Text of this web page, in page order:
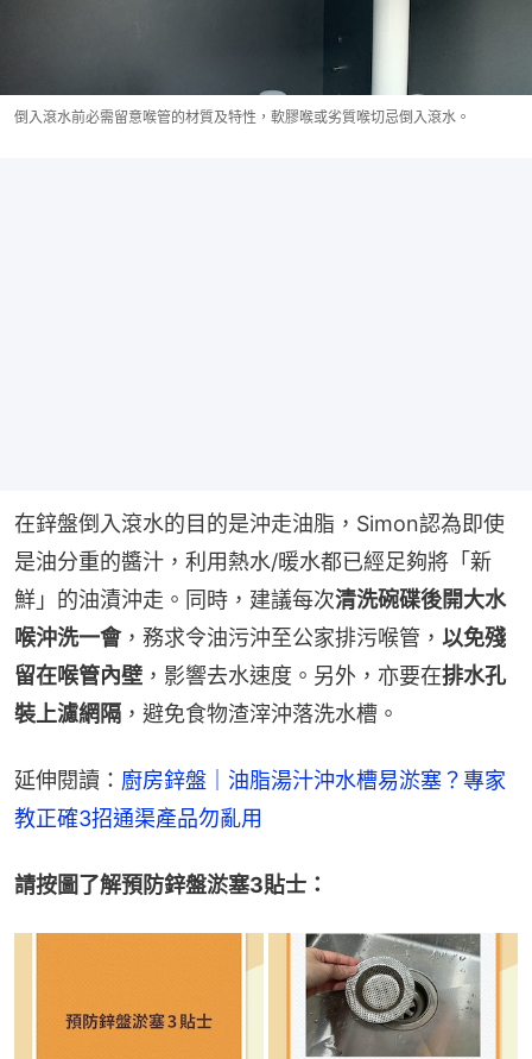
倒入滾水前必需留意喉管的材質及特性，軟膠喉或劣質喉切忌倒入滾水。
在鋅盤倒入滾水的目的是沖走油脂，Simon認為即使
是油分重的醬汁，利用熱水/暖水都已經足夠將「新
鮮」的油漬沖走。同時，建議每次清洗碗碟後開大水
喉沖洗一會，務求令油污沖至公家排污喉管， 以免殘
留在喉管內壁 ，影響去水速度。另外，亦要在排水孔
裝上濾網隔 ，避免食物渣滓沖落洗水槽。
延伸閱讀： 廚房鋅盤｜油脂湯汁沖水槽易淤塞？專家
教正確3招通渠產品勿亂用
請按圖了解預防鋅盤淤塞3貼士：